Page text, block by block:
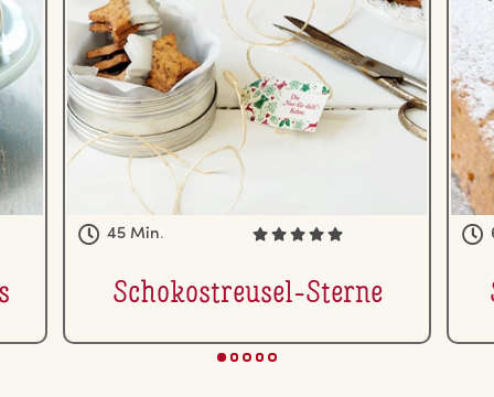
45 Min.
Scho­kostreu­sel-Sterne